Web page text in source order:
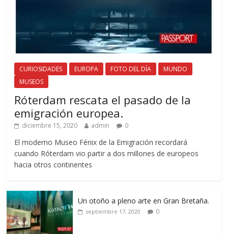
CURIOSIDADES EUROPA FOTO DEL DÍA
MUNDO
MUSEOS
Róterdam rescata el pasado de la
emigración europea.
diciembre 15, 2020 admin 0
El moderno Museo Fénix de la Emigración recordará
cuando Róterdam vio partir a dos millones de europeos
hacia otros continentes
Un otoño a pleno arte en Gran Bretaña.
septiembre 17, 2020 0